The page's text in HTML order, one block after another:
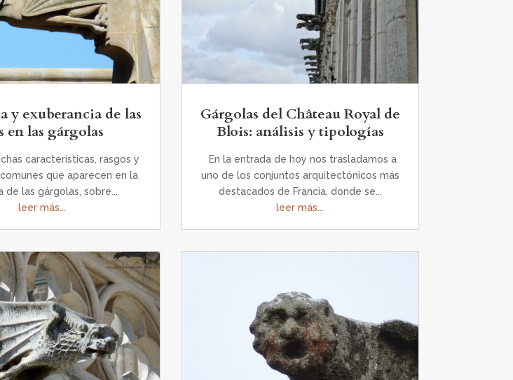
y exuberancia de las
en las gárgolas
características, rasgos y
que aparecen en la
de las gárgolas, sobre...
leer más...
Gárgolas del Château Royal de
Blois: análisis y tipologías
En la entrada de hoy nos trasladamos a
uno de los conjuntos arquitectónicos más
destacados de Francia, donde se...
leer más...